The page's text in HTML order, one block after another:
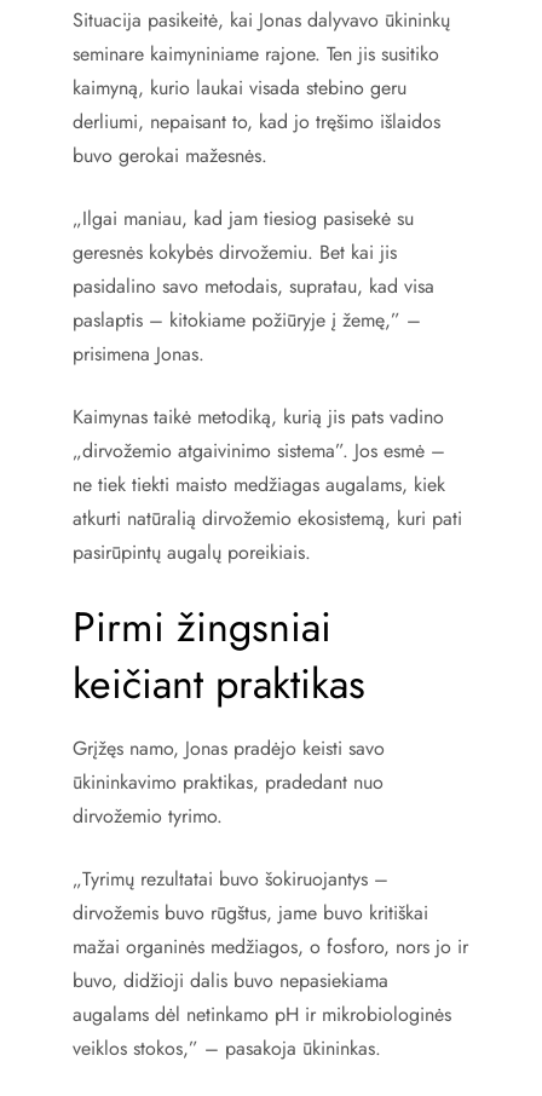
Situacija pasikeitė, kai Jonas dalyvavo ūkininkų
seminare kaimyniniame rajone. Ten jis susitiko
kaimyną, kurio laukai visada stebino geru
derliumi, nepaisant to, kad jo tręšimo išlaidos
buvo gerokai mažesnės.
„Ilgai maniau, kad jam tiesiog pasisekė su
geresnės kokybės dirvožemiu. Bet kai jis
pasidalino savo metodais, supratau, kad visa
paslaptis – kitokiame požiūryje į žemę,” –
prisimena Jonas.
Kaimynas taikė metodiką, kurią jis pats vadino
„dirvožemio atgaivinimo sistema”. Jos esmė –
ne tiek tiekti maisto medžiagas augalams, kiek
atkurti natūralią dirvožemio ekosistemą, kuri pati
pasirūpintų augalų poreikiais.
Pirmi žingsniai
keičiant praktikas
Grįžęs namo, Jonas pradėjo keisti savo
ūkininkavimo praktikas, pradedant nuo
dirvožemio tyrimo.
„Tyrimų rezultatai buvo šokiruojantys –
dirvožemis buvo rūgštus, jame buvo kritiškai
mažai organinės medžiagos, o fosforo, nors jo ir
buvo, didžioji dalis buvo nepasiekiama
augalams dėl netinkamo pH ir mikrobiologinės
veiklos stokos,” – pasakoja ūkininkas.